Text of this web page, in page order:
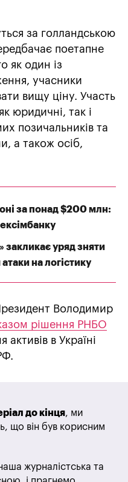
за голландською
поетапне
як один із
учасники
вищу ціну. Участь
юридичні, так і
позичальників та
а також осіб,
за понад $200 млн:
закликає уряд зняти
на логістику
Володимир
рішення РНБО
в Україні
до кінця, ми
що він був корисним
журналістська та